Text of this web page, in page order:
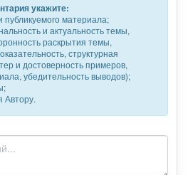
укажите:
публикуемого материала;
и актуальность темы,
раскрытия темы,
структурная
и достоверность примеров,
убедительность выводов);
Автору.